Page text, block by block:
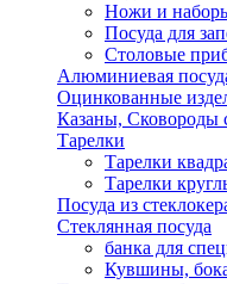
Ножи и
Посуда для
Столовые
Алюминиевая
Оцинкованные
Казаны, Сковороды
Тарелки
Тарелки
Тарелки
Посуда из
Стеклянная посуда
банка для
Кувшины,